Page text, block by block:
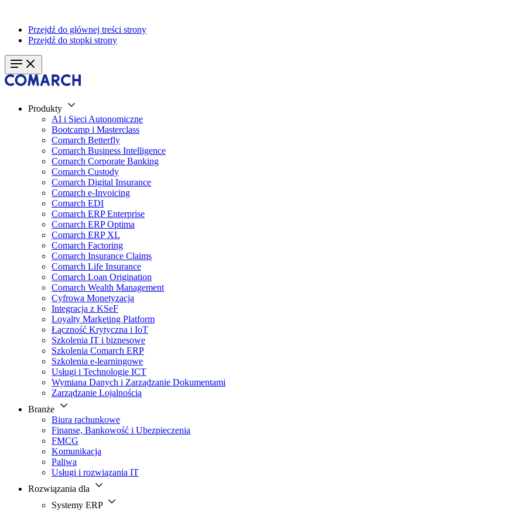
Przejdź do głównej treści strony
Przejdź do stopki strony
Produkty
AI i Sieci Autonomiczne
Bootcamp i Masterclass
Comarch Betterfly
Comarch Business Intelligence
Comarch Corporate Banking
Comarch Custody
Comarch Digital Insurance
Comarch e-Invoicing
Comarch EDI
Comarch ERP Enterprise
Comarch ERP Optima
Comarch ERP XL
Comarch Factoring
Comarch Insurance Claims
Comarch Life Insurance
Comarch Loan Origination
Comarch Wealth Management
Cyfrowa Monetyzacja
Integracja z KSeF
Loyalty Marketing Platform
Łączność Krytyczna i IoT
Szkolenia IT i biznesowe
Szkolenia Comarch ERP
Szkolenia e-learningowe
Usługi i Technologie ICT
Wymiana Danych i Zarządzanie Dokumentami
Zarządzanie Lojalnością
Branże
Biura rachunkowe
Finanse, Bankowość i Ubezpieczenia
FMCG
Komunikacja
Paliwa
Usługi i rozwiązania IT
Rozwiązania dla
Systemy ERP